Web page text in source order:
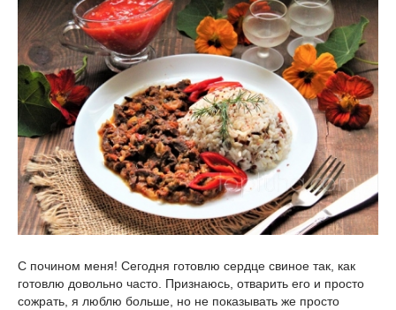
С почином меня! Сегодня готовлю сердце свиное так, как
готовлю довольно часто. Признаюсь, отварить его и просто
сожрать, я люблю больше, но не показывать же просто